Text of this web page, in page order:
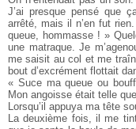
J’ai presque pensé que
arrêté, mais il n’en fut
queue, hommasse ! »
une matraque. Je
me saisit au col et me
bout d’excrément flottait
« Suce ma queue ou
Mon angoisse était telle
Lorsqu’il appuya ma tête
La deuxième fois, il me